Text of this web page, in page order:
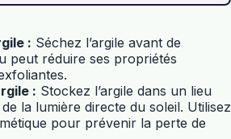
: Séchez l’argile avant de
peut réduire ses propriétés
: Stockez l’argile dans un lieu
la lumière directe du soleil. Utilisez
pour prévenir la perte de